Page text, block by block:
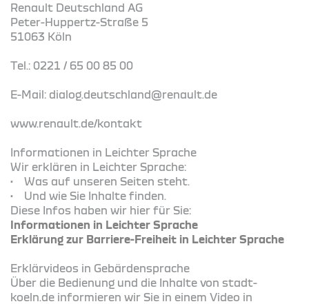
Renault Deutschland AG
Peter-Huppertz-Straße 5
51063 Köln
Tel.: 0221 / 65 00 85 00
E-Mail: dialog.deutschland@renault.de
www.renault.de/kontakt
Informationen in Leichter Sprache
Wir erklären in Leichter Sprache:
• Was auf unseren Seiten steht.
• Und wie Sie Inhalte finden.
Diese Infos haben wir hier für Sie:
Informationen in Leichter Sprache
Erklärung zur Barriere-Freiheit in Leichter Sprache
Erklärvideos in Gebärdensprache
Über die Bedienung und die Inhalte von stadt-
koeln.de informieren wir Sie in einem Video in